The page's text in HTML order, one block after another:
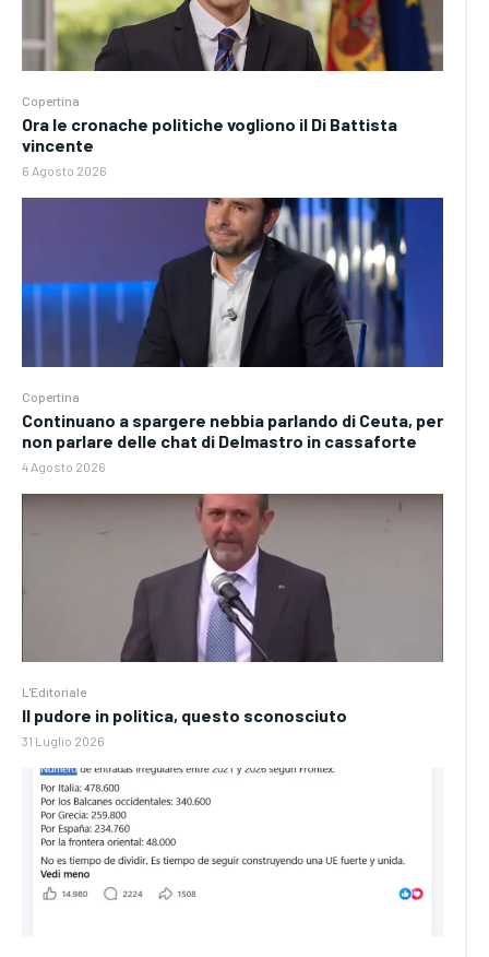
Copertina
Ora le cronache politiche vogliono il Di Battista
vincente
6 Agosto 2026
Copertina
Continuano a spargere nebbia parlando di Ceuta, per
non parlare delle chat di Delmastro in cassaforte
4 Agosto 2026
L'Editoriale
Il pudore in politica, questo sconosciuto
31 Luglio 2026